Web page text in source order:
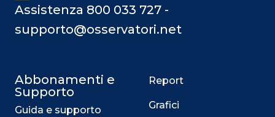
Assistenza 800 033 727 -
supporto@osservatori.net
Abbonamenti e
Supporto
Guida e supporto
Report
Grafici